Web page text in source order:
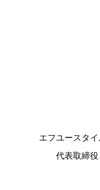
エフユースタ
代表取締